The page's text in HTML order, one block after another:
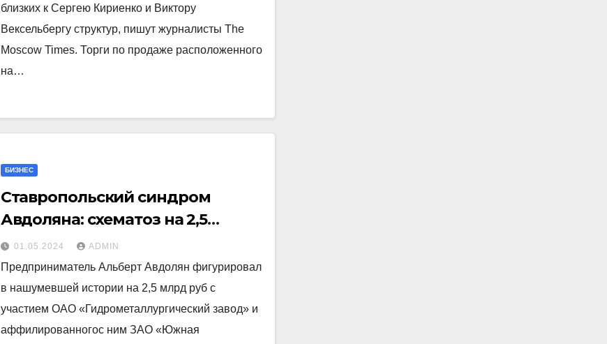
близких к Сергею Кириенко и Виктору
Вексельбергу структур, пишут журналисты The
Moscow Times. Торги по продаже расположенного
на…
БИЗНЕС
Ставропольский синдром
Авдоляна: схематоз на 2,5
миллиарда
01.05.2024 ADMIN
Предприниматель Альберт Авдолян фигурировал
в нашумевшей истории на 2,5 млрд руб с
участием ОАО «Гидрометаллургический завод» и
аффилированногос ним ЗАО «Южная